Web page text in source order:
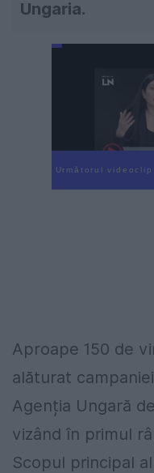
Ungaria.
Următorul
Aproape 150 de
alăturat
Agenția Ungară
vizând în primul
Scopul principal